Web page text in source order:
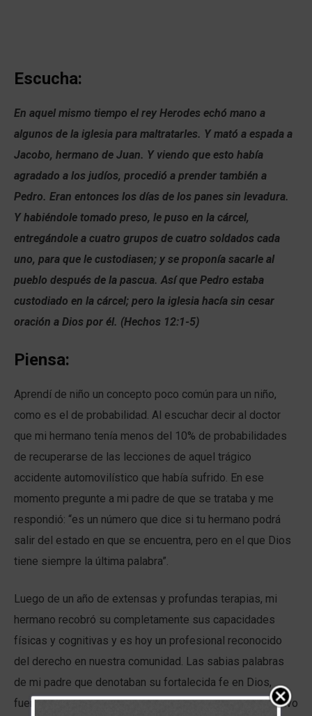
Escucha:
En aquel mismo tiempo el rey Herodes echó mano a
algunos de la iglesia para maltratarles. Y mató a espada a
Jacobo, hermano de Juan. Y viendo que esto había
agradado a los judíos, procedió a prender también a
Pedro. Eran entonces los días de los panes sin levadura.
Y habiéndole tomado preso, le puso en la cárcel,
entregándole a cuatro grupos de cuatro soldados cada
uno, para que le custodiasen; y se proponía sacarle al
pueblo después de la pascua. Así que Pedro estaba
custodiado en la cárcel; pero la iglesia hacía sin cesar
oración a Dios por él. (Hechos 12:1-5)
Piensa:
Aprendí de niño un concepto poco común para un niño,
como es el de probabilidad. Al escuchar decir al doctor
que mi hermano tenía menos del 10% de probabilidades
de recuperarse de las lecciones de aquel trágico
accidente automovilístico que había sufrido. En ese
momento pregunte a mi padre de que se trataba y me
respondió: “es un número que dice si tu hermano podrá
salir del estado en que se encuentra, pero en el que Dios
tiene siempre la última palabra”.
Luego de un año de extensas y profundas terapias, mi
hermano recobró su completamente sus capacidades
físicas y cognitivas y es hoy un profesional reconocido
del derecho en nuestra comunidad. Las sabias palabras
de mi padre que denotaban su fortalecida fe en Dios,
fueron presagio de lo que finalmente ocurrió: El Señor tuvo